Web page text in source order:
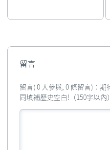
留言
留言( 0 人參與, 0 條留言)：
同填補歷史空白!（150字以內）